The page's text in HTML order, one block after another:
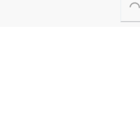
Loading...